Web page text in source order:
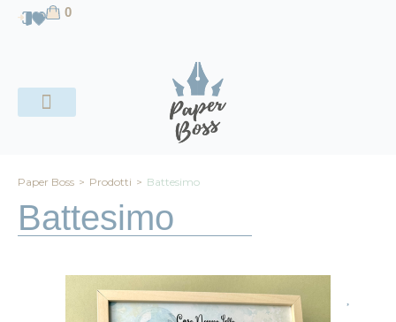
contenuto
0
Paper Boss > Prodotti > Battesimo
Battesimo